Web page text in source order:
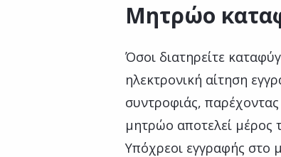
Μητρώο
Όσοι διατηρείτε
ηλεκτρονική αίτηση
συντροφιάς, παρέχοντας
μητρώο αποτελεί
Υπόχρεοι εγγραφής στο